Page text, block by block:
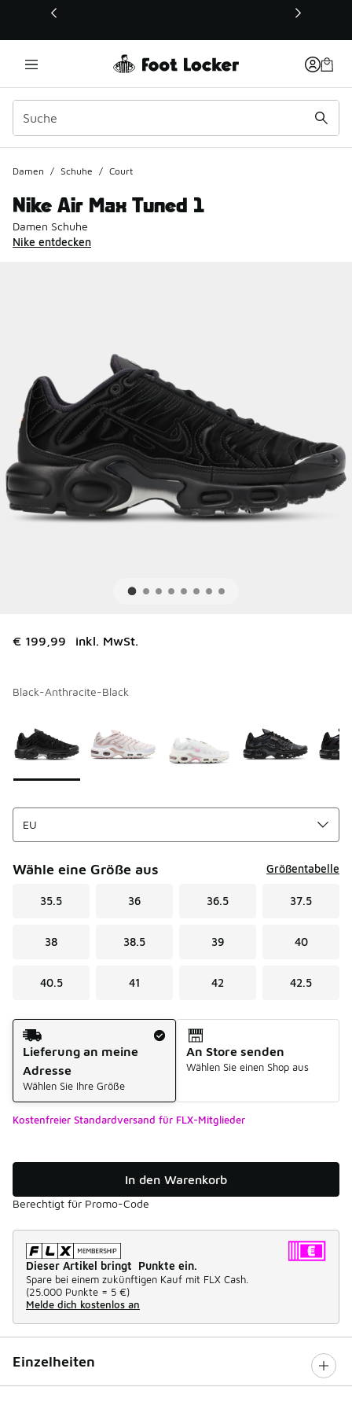
Dieser Link öffnet sich in einem neuen Fenster
Damen / Schuhe / Court
Nike Air Max Tuned 1
Damen Schuhe
Nike entdecken
€ 199,99 inkl. MwSt.
Black-Anthracite-Black
Wähle eine Größe aus Größentabelle
35.5 36 36.5 37.5
38 38.5 39 40
40.5 41 42 42.5
Versandart
Lieferung an meine
Adresse
Wählen Sie Ihre Größe
An Store senden
Wählen Sie einen Shop aus
Kostenfreier Standardversand für FLX-Mitglieder
In den Warenkorb
Berechtigt für Promo-Code
Dieser Artikel bringt Punkte ein.
Spare bei einem zukünftigen Kauf mit FLX Cash.
(25.000 Punkte = 5 €)
Melde dich kostenlos an
Einzelheiten